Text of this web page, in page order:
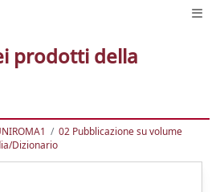
prodotti della
02 Pubblicazione su volume
Dizionario